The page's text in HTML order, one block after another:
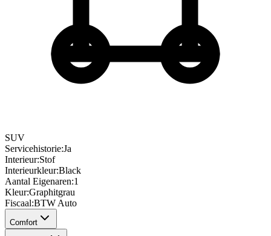
SUV
Servicehistorie:Ja
Interieur:Stof
Interieurkleur:Black
Aantal Eigenaren:1
Kleur:Graphitgrau
Fiscaal:BTW Auto
Comfort